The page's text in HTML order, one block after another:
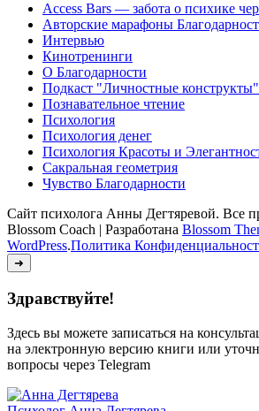
Access Bars — забота о психике
Авторские марафоны
Интервью
Кинотренинги
О Благодарности
Подкаст "Личностные конструкты"
Познавательное чтение
Психология
Психология денег
Психология Красоты и
Сакральная геометрия
Чувство Благодарности
Сайт психолога Анны Дегтяревой. Все
Blossom Coach | Разработана Blossom
WordPress.Политика
➜
Здравствуйте!
Здесь вы можете записаться на
на электронную версию книги или
вопросы через Telegram